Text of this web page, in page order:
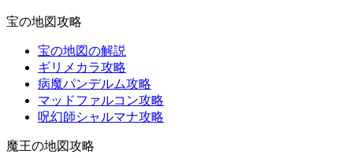
宝の地図攻略
宝の地図の解説
ギリメカラ攻略
病魔パンデルム攻略
マッドファルコン攻略
呪幻師シャルマナ攻略
魔王の地図攻略